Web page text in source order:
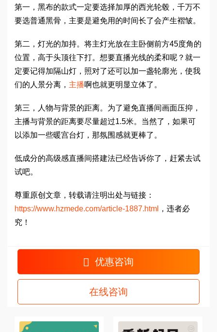
第一，黑布的款式一定要选择加厚的西光轮毂，千万不
要选普通黑骨，主要是避免用的时间长了会产生褶皱。
第二，灯光的加持。将主灯光放在主卧侧前方45度角的
位置，高于头顶往下打。想要直播光线的柔和呢？就一
定要记得加隔山灯，照对了还可以加一盏轮廓光，使我
们的人景分离， 主播啊也就更明显立体了。
第三，人物与背景的距离。为了避免直播间画面压抑，
主播与背景的距离要尽量超过1.5米。当然了，如果可
以添加一些暖宫台灯，那氛围感就更棒了。
低成分的高级感直播间搭建法已经告诉你了，赶紧去试
试吧。
尊重原创文章，转载请注明出处与链接：
https://www.hzmede.com/article-1887.html
，违者必
究！
优惠咨询
在线咨询